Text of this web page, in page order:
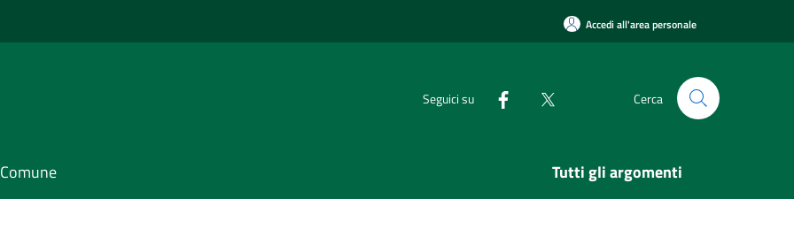
Accedi all'area personale
Seguici su Cerca
Tutti gli argomenti